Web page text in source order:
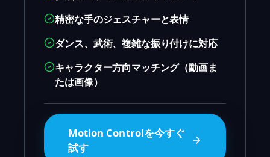
精密な手のジェスチャーと表情
ダンス、武術、複雑な振り付けに対応
キャラクター方向マッチング（動画ま
たは画像）
Motion Controlを今すぐ
試す